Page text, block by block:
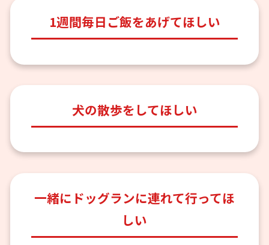
1週間毎日ご飯をあげてほしい
犬の散歩をしてほしい
一緒にドッグランに連れて行ってほ
しい